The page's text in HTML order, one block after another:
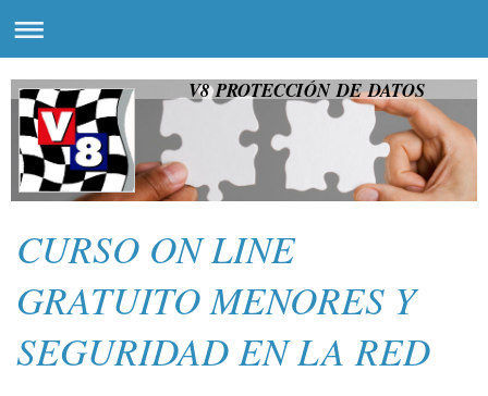
V8 PROTECCIÓN DE DATOS
CURSO ON LINE
GRATUITO MENORES Y
SEGURIDAD EN LA RED